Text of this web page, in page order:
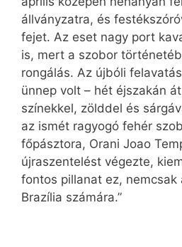
állványzatra, és
fejet. Az eset nagy port
is, mert a szobor
rongálás. Az újbóli
ünnep volt – hét éjszakán
színekkel, zölddel és
az ismét ragyogó fehér
főpásztora, Orani Joao
újraszentelést végezte,
fontos pillanat ez, nemcsak
Brazília számára.”